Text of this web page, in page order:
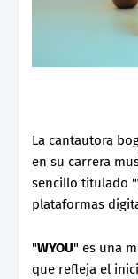
La cantautora
en su carrera
sencillo titulado "
plataformas
"WYOU" es una
que refleja el